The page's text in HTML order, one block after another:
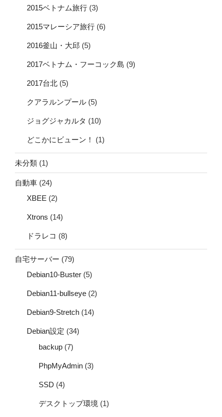
2015ベトナム旅行 (3)
2015マレーシア旅行 (6)
2016釜山・大邱 (5)
2017ベトナム・フーコック島 (9)
2017台北 (5)
クアラルンプール (5)
ジョグジャカルタ (10)
どこかにビューン！ (1)
未分類 (1)
自動車 (24)
XBEE (2)
Xtrons (14)
ドラレコ (8)
自宅サーバー (79)
Debian10-Buster (5)
Debian11-bullseye (2)
Debian9-Stretch (14)
Debian設定 (34)
backup (7)
PhpMyAdmin (3)
SSD (4)
デスクトップ環境 (1)